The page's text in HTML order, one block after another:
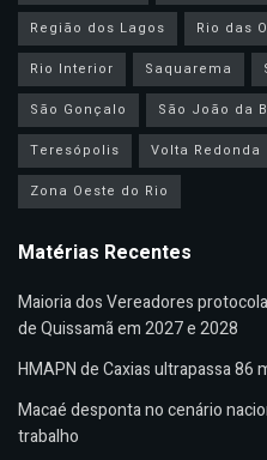
Região dos Lagos
Rio das
Rio Interior
Saquarema
São Gonçalo
São João da
Teresópolis
Volta Redonda
Zona Oeste do Rio
Matérias Recentes
Maioria dos Vereadores
de Quissamã em 2027 e 2028
HMAPN de Caxias ultrapassa 86
Macaé desponta no cenário
trabalho